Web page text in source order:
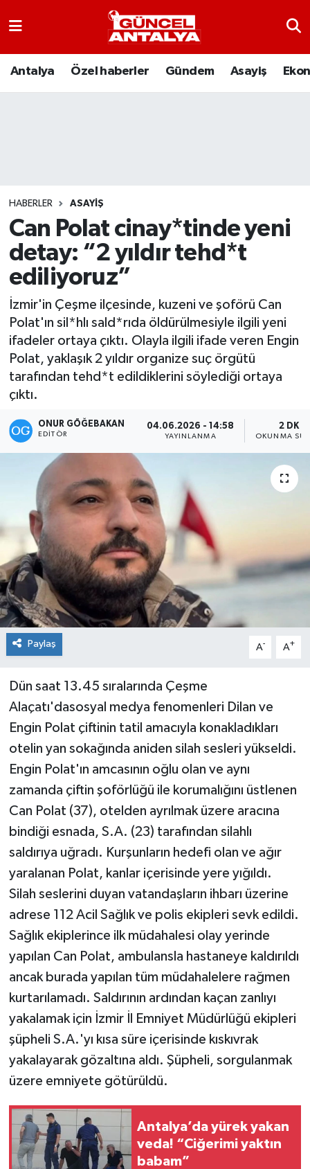
Antalya Özel haberler Gündem Asayiş
HABERLER ASAYIŞ
Can Polat cinay*tinde yeni
detay: “2 yıldır tehd*t
ediliyoruz”
İzmir'in Çeşme ilçesinde, kuzeni ve şoförü Can
Polat'ın sil*hlı sald*rıda öldürülmesiyle ilgili yeni
ifadeler ortaya çıktı. Olayla ilgili ifade veren Engin
Polat, yaklaşık 2 yıldır organize suç örgütü
tarafından tehd*t edildiklerini söylediği ortaya
çıktı.
ONUR GÖĞEBAKAN
EDITÖR
04.06.2026 - 14:58
YAYINLANMA
2 DK
OKUNMA
Paylaş A- A+
Dün saat 13.45 sıralarında Çeşme
Alaçatı'dasosyal medya fenomenleri Dilan ve
Engin Polat çiftinin tatil amacıyla konakladıkları
otelin yan sokağında aniden silah sesleri yükseldi.
Engin Polat'ın amcasının oğlu olan ve aynı
zamanda çiftin şoförlüğü ile korumalığını üstlenen
Can Polat (37), otelden ayrılmak üzere aracına
bindiği esnada, S.A. (23) tarafından silahlı
saldırıya uğradı. Kurşunların hedefi olan ve ağır
yaralanan Polat, kanlar içerisinde yere yığıldı.
Silah seslerini duyan vatandaşların ihbarı üzerine
adrese 112 Acil Sağlık ve polis ekipleri sevk edildi.
Sağlık ekiplerince ilk müdahalesi olay yerinde
yapılan Can Polat, ambulansla hastaneye kaldırıldı
ancak burada yapılan tüm müdahalelere rağmen
kurtarılamadı. Saldırının ardından kaçan zanlıyı
yakalamak için İzmir İl Emniyet Müdürlüğü ekipleri
şüpheli S.A.'yı kısa süre içerisinde kıskıvrak
yakalayarak gözaltına aldı. Şüpheli, sorgulanmak
üzere emniyete götürüldü.
Antalya’da yürek yakan
veda! “Ciğerimi yaktın
babam”
Antalya
Eğitim
Ekonomi
Gündem
Kültür-Sanat
Magazin
Siyaset
Spor
Nöbetçi Eczaneler
Tüm Manşetler
Son Dakika Haberleri
Haber Arşivi